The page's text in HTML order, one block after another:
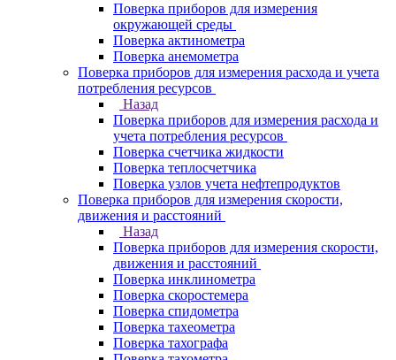
Поверка приборов для измерения
окружающей среды
Поверка актинометра
Поверка анемометра
Поверка приборов для измерения расхода и учета
потребления ресурсов
Назад
Поверка приборов для измерения расхода и
учета потребления ресурсов
Поверка счетчика жидкости
Поверка теплосчетчика
Поверка узлов учета нефтепродуктов
Поверка приборов для измерения скорости,
движения и расстояний
Назад
Поверка приборов для измерения скорости,
движения и расстояний
Поверка инклинометра
Поверка скоростемера
Поверка спидометра
Поверка тахеометра
Поверка тахографа